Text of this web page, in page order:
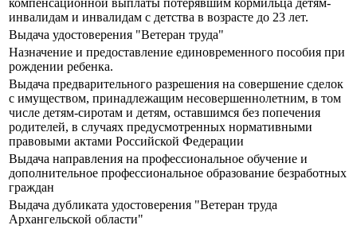
компенсационной выплаты потерявшим кормильца детям-
инвалидам и инвалидам с детства в возрасте до 23 лет.
Выдача удостоверения "Ветеран труда"
Назначение и предоставление единовременного пособия при
рождении ребенка.
Выдача предварительного разрешения на совершение сделок
с имуществом, принадлежащим несовершеннолетним, в том
числе детям-сиротам и детям, оставшимся без попечения
родителей, в случаях предусмотренных нормативными
правовыми актами Российской Федерации
Выдача направления на профессиональное обучение и
дополнительное профессиональное образование безработных
граждан
Выдача дубликата удостоверения "Ветеран труда
Архангельской области"